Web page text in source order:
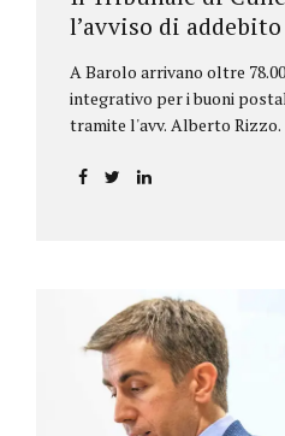
l’avviso di addebito
A Barolo arrivano oltre
integrativo per i buoni
tramite l'avv. Alberto Rizzo.